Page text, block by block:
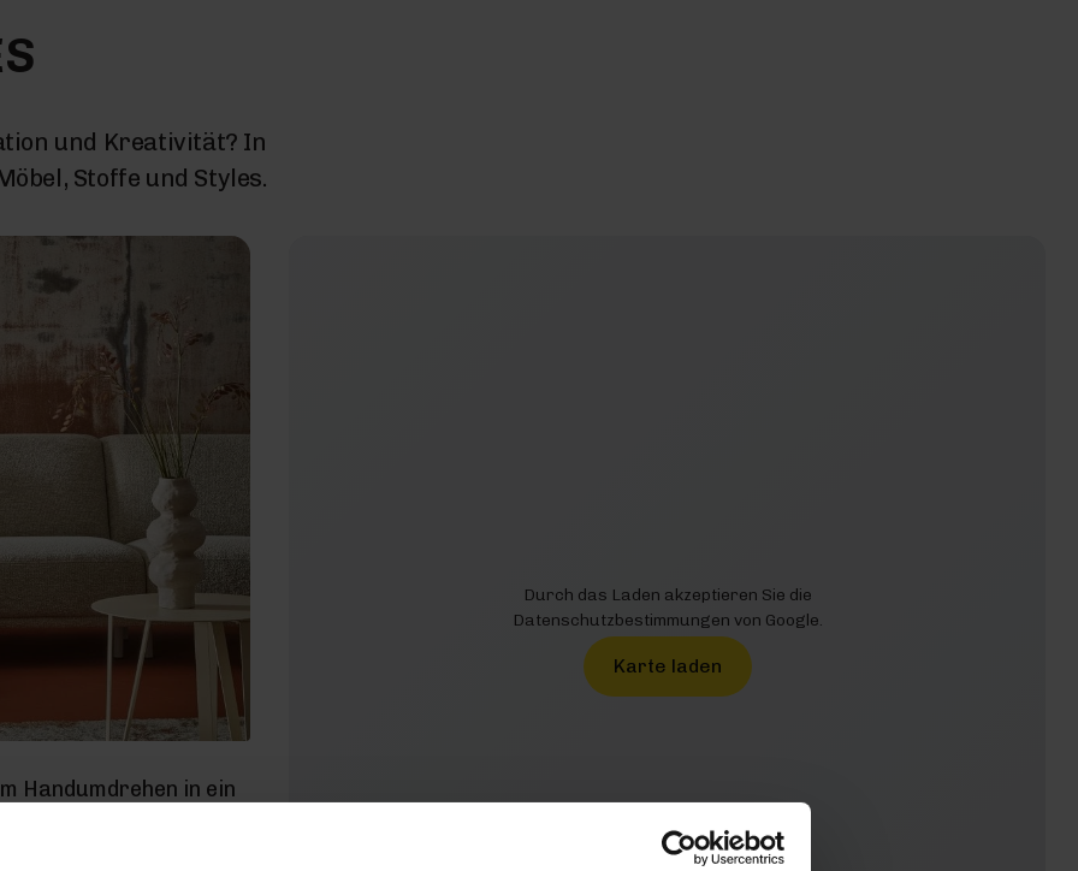
und Kreativität? In
Stoffe und Styles.
Handumdrehen in ein
Alle unsere
ausgewählten
Durch das Laden akzeptieren Sie die
Datenschutzbestimmungen von Google.
Karte laden